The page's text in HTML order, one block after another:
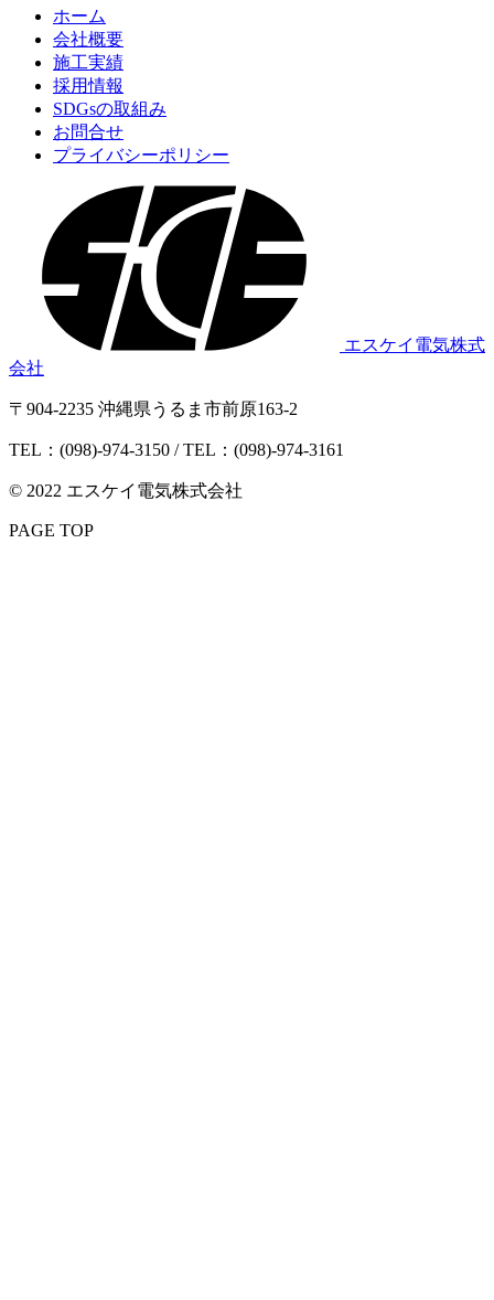
ホーム
会社概要
施工実績
採用情報
SDGsの取組み
お問合せ
プライバシーポリシー
エスケイ電気株式
会社
〒904-2235 沖縄県うるま市前原163-2
TEL：(098)-974-3150 / TEL：(098)-974-3161
© 2022 エスケイ電気株式会社
PAGE TOP